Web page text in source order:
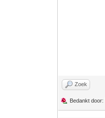
Zoek
Bedankt door: